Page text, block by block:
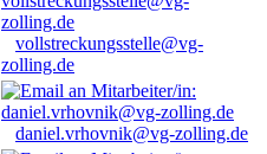
vollstreckungsstelle@vg-
zolling.de
daniel.vrhovnik@vg-zolling.de